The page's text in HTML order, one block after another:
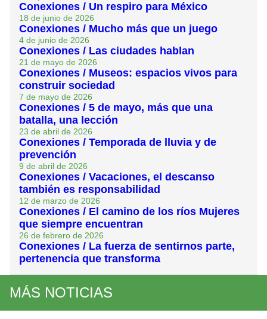
Conexiones / Un respiro para México
18 de junio de 2026
Conexiones / Mucho más que un juego
4 de junio de 2026
Conexiones / Las ciudades hablan
21 de mayo de 2026
Conexiones / Museos: espacios vivos para
construir sociedad
7 de mayo de 2026
Conexiones / 5 de mayo, más que una
batalla, una lección
23 de abril de 2026
Conexiones / Temporada de lluvia y de
prevención
9 de abril de 2026
Conexiones / Vacaciones, el descanso
también es responsabilidad
12 de marzo de 2026
Conexiones / El camino de los ríos Mujeres
que siempre encuentran
26 de febrero de 2026
Conexiones / La fuerza de sentirnos parte,
pertenencia que transforma
MÁS NOTICIAS